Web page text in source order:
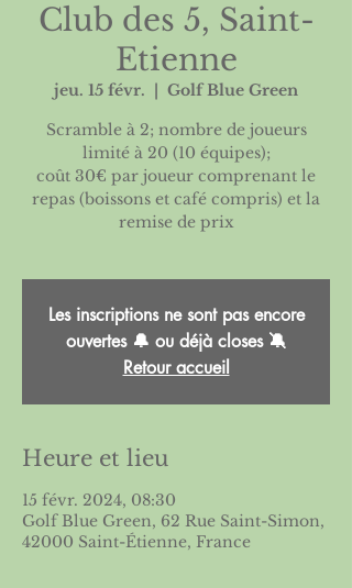
Club des 5, Saint-
Etienne
jeu. 15 févr.
Golf Blue Green
Scramble à 2; nombre de joueurs
limité à 20 (10 équipes);
coût 30€ par joueur comprenant le
repas (boissons et café compris) et la
remise de prix
Les inscriptions ne sont pas encore
ouvertes 🔔 ou déjà closes 🔕
Retour accueil
Heure et lieu
15 févr. 2024, 08:30
Golf Blue Green, 62 Rue Saint-Simon,
42000 Saint-Étienne, France